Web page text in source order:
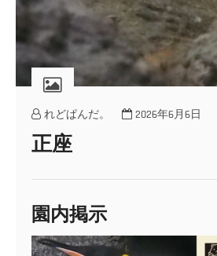
れどぱんだ。 2026年6月6日
正座
園内掲示